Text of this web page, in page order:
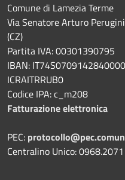
Comune di Lamezia Terme
Via Senatore Arturo
(CZ)
Partita IVA: 00301390795
IBAN:
ICRAITRRUB0
Codice IPA: c_m208
Fatturazione elettronica
PEC:
Centralino Unico: 0968.2071